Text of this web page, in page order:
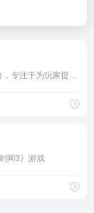
网3》游戏